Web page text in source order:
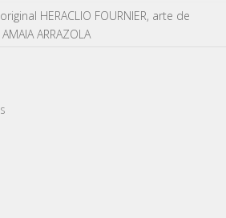
HERACLIO FOURNIER, arte de
AMAIA ARRAZOLA